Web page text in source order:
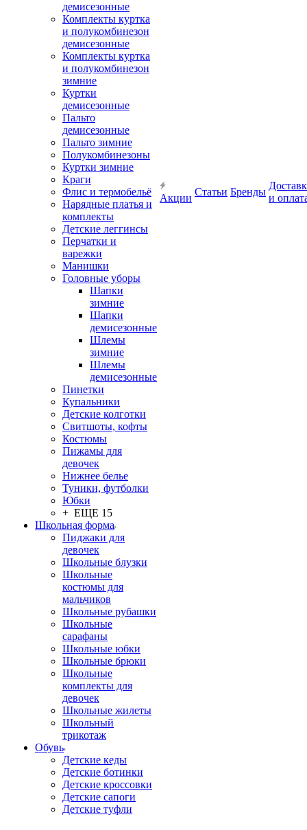
демисезонные
Комплекты куртка
и полукомбинезон
демисезонные
Комплекты куртка
и полукомбинезон
зимние
Куртки
демисезонные
Пальто
демисезонные
Пальто зимние
Полукомбинезоны
Куртки зимние
Краги
Флис и термобельё
Нарядные платья и
комплекты
Детские леггинсы
Перчатки и
варежки
Манишки
Головные уборы
Шапки
зимние
Шапки
демисезонные
Шлемы
зимние
Шлемы
демисезонные
Пинетки
Купальники
Детские колготки
Свитшоты, кофты
Костюмы
Пижамы для
девочек
Нижнее белье
Туники, футболки
Юбки
+ ЕЩЕ 15
Школьная форма
Пиджаки для
девочек
Школьные блузки
Школьные
костюмы для
мальчиков
Школьные рубашки
Школьные
сарафаны
Школьные юбки
Школьные брюки
Школьные
комплекты для
девочек
Школьные жилеты
Школьный
трикотаж
Обувь
Детские кеды
Детские ботинки
Детские кроссовки
Детские сапоги
Детские туфли
Акции
Статьи Бренды
и